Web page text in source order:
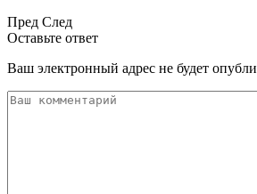
Пред След
Оставьте ответ
Ваш электронный адрес не будет